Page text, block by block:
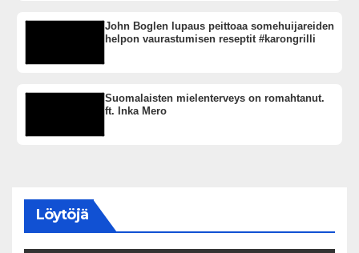
John Boglen lupaus peittoaa somehuijareiden
helpon vaurastumisen reseptit #karongrilli
Suomalaisten mielenterveys on romahtanut.
ft. Inka Mero
Löytöjä